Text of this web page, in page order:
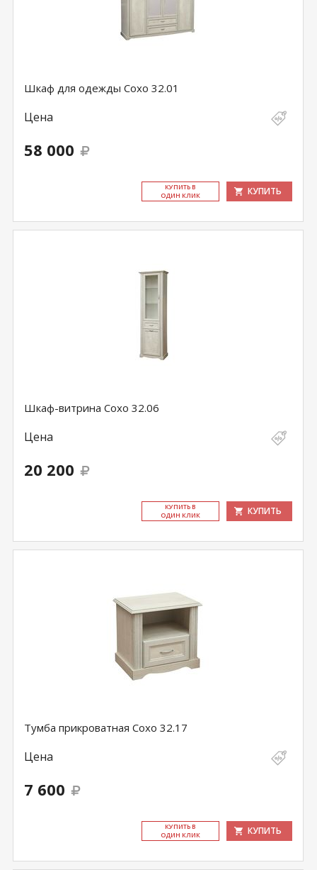
Шкаф для одежды Сохо 32.01
Цена
58 000
КУ­ПИТЬ В
ОДИН КЛИК
КУПИТЬ
Шкаф-витрина Сохо 32.06
Цена
20 200
КУ­ПИТЬ В
ОДИН КЛИК
КУПИТЬ
Тумба прикроватная Сохо 32.17
Цена
7 600
КУ­ПИТЬ В
ОДИН КЛИК
КУПИТЬ